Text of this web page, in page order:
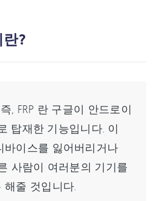
?
, FRP 란 구글이 안드로이
탑재한 기능입니다. 이
바이스를 잃어버리거나
사람이 여러분의 기기를
줄 것입니다.